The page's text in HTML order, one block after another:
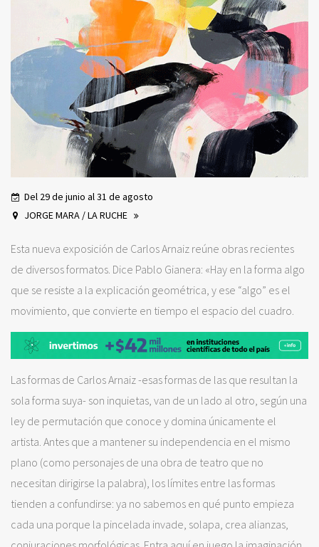
Del 29 de junio al 31 de agosto
JORGE MARA / LA RUCHE
Esta nueva exposición de Carlos Arnaiz reúne obras recientes
de diversos formatos. Dice Pablo Gianera: «Hay en la forma algo
que se resiste a la explicación geométrica, y ese “algo” es el
movimiento, que convierte en tiempo el espacio del cuadro.
Las formas de Carlos Arnaiz -esas formas de las que resultan la
sola forma suya- son inquietas, van de un lado al otro, según una
ley de permutación que conoce y domina únicamente el
artista. Antes que a mantener su independencia en el mismo
plano (como personajes de una obra de teatro que no
necesitan dirigirse la palabra), los límites entre las formas
tienden a confundirse: ya no sabemos en qué punto empieza
cada una porque la pincelada invade, solapa, crea alianzas,